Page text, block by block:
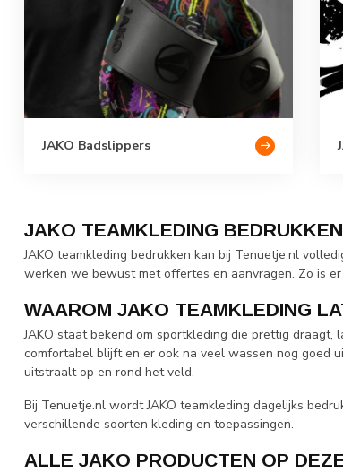
JAKO Badslippers
JAKO TEAMKLEDING
JAKO teamkleding bedrukken kan bij Tenuetje.nl
werken we bewust met offertes en aanvragen. Zo is
WAAROM JAKO TEAMKLEDING
JAKO staat bekend om sportkleding die prettig
comfortabel blijft en er ook na veel wassen nog goed
uitstraalt op en rond het veld.
Bij Tenuetje.nl wordt JAKO teamkleding dagelijks
verschillende soorten kleding en toepassingen.
ALLE JAKO PRODUCTEN OP